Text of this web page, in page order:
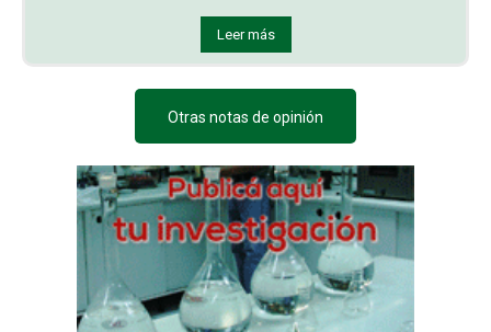
Leer más
Otras notas de opinión